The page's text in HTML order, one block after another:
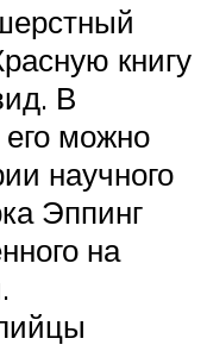
книгу
В
его можно
научного
Эппинг
на